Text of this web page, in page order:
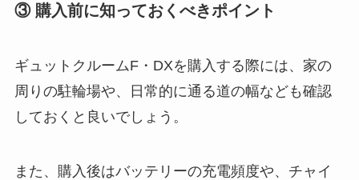
③ 購入前に知っておくべきポイント
ギュットクルームF・DXを購入する際には、家の
周りの駐輪場や、日常的に通る道の幅なども確認
しておくと良いでしょう。
また、購入後はバッテリーの充電頻度や、チャイ